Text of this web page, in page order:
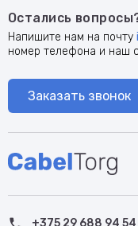
Остались
Напишите нам на почту
номер телефона и наш
Заказать звонок
+375 29 688 94 54